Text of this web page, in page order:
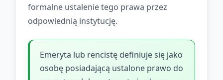
formalne ustalenie tego prawa przez
odpowiednią instytucję.
Emeryta lub rencistę definiuje się jako
osobę posiadającą ustalone prawo do